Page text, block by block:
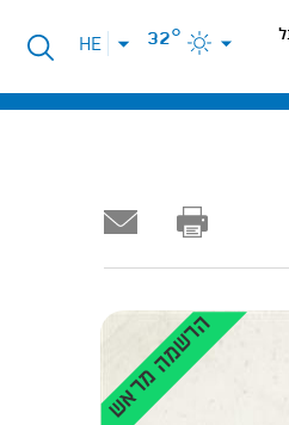
32°
פתיחת
תפריט
HE
הרשמה מראש